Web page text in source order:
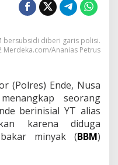
bersubsidi diberi garis polisi.
Merdeka.com/Ananias Petrus
(Polres) Ende, Nusa
seorang
berinisial YT alias
karena diduga
minyak (BBM)